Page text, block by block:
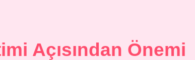
Açısından Önemi